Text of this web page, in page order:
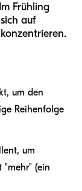
Frühling
auf
um den
Reihenfolge
um
"mehr" (ein